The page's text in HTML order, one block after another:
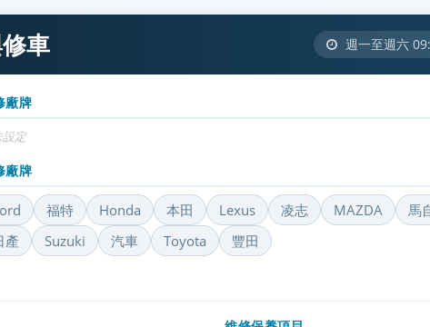
車 週一至週六
廠牌
設定
廠牌
福特 Honda 本田 Lexus 凌志 MAZDA 馬
產
Suzuki 汽車 Toyota 豐田